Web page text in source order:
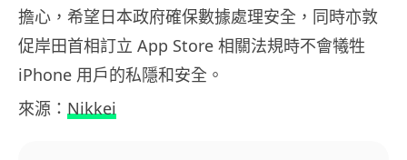
擔心，希望日本政府確保數據處理安全，同時亦敦
促岸田首相訂立 App Store 相關法規時不會犧牲
iPhone 用戶的私隱和安全。
來源： Nikkei